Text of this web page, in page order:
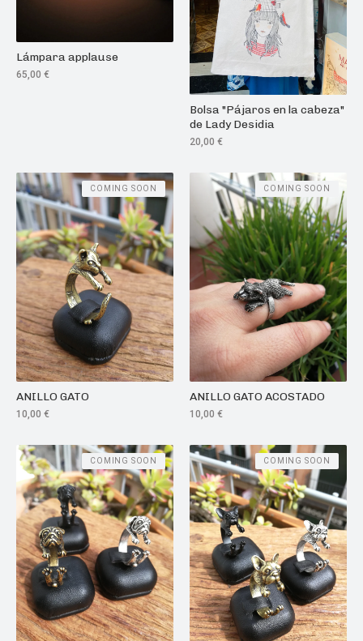
Lámpara applause
65,00 €
Bolsa "Pájaros en la cabeza"
de Lady Desidia
20,00 €
ANILLO GATO
10,00 €
COMING SOON
ANILLO GATO ACOSTADO
10,00 €
COMING SOON
COMING SOON COMING SOON